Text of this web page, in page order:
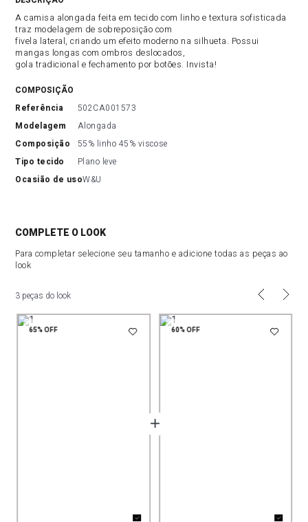
A camisa alongada feita em tecido com linho e textura sofisticada
traz modelagem de sobreposição com
fivela lateral, criando um efeito moderno na silhueta. Possui
mangas longas com ombros deslocados,
gola tradicional e fechamento por botões. Invista!
COMPOSIÇÃO
referência
502CA001573
modelagem
Alongada
composição
55% linho 45% viscose
tipo tecido
Plano leve
ocasião de usoW&U
COMPLETE O LOOK
Para completar selecione seu tamanho e adicione todas as peças ao
look
3 peças do look
65%OFF 60%OFF